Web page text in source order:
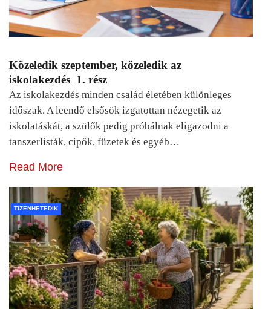
Közeledik szeptember, közeledik az
iskolakezdés 1. rész
Az iskolakezdés minden család életében különleges
időszak. A leendő elsősök izgatottan nézegetik az
iskolatáskát, a szülők pedig próbálnak eligazodni a
tanszerlisták, cipők, füzetek és egyéb…
Read More
TIZENHETEDIK